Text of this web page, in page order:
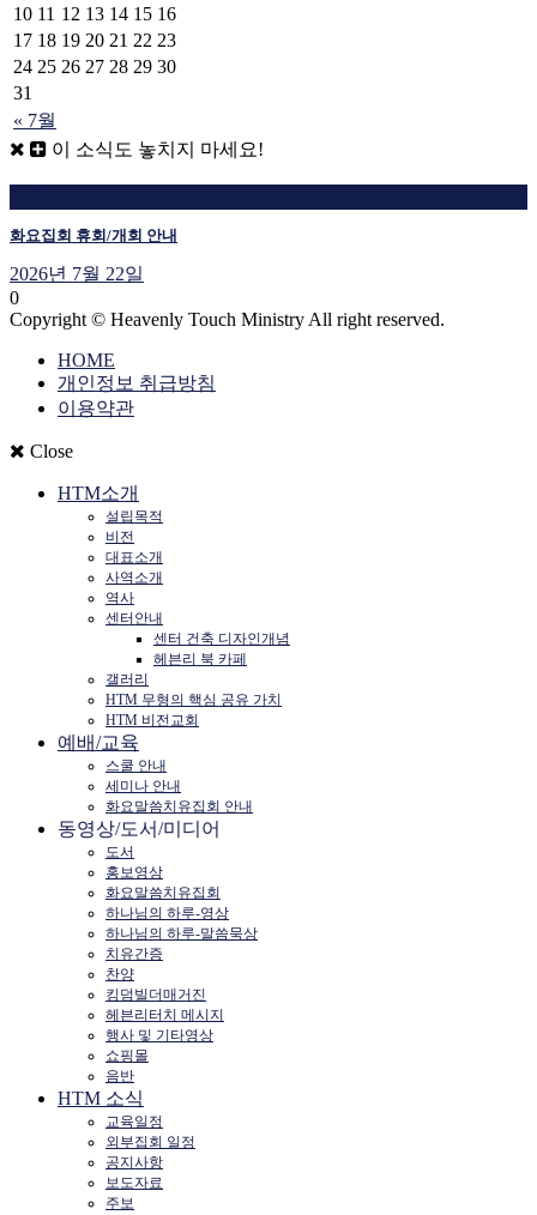
« 7월
10 11 12 13 14 15 16
17 18 19 20 21 22 23
24 25 26 27 28 29 30
31
이 소식도 놓치지 마세요!
화요집회 휴회/개회 안내
2026년 7월 22일
0
Copyright © Heavenly Touch Ministry All right reserved.
HOME
개인정보 취급방침
이용약관
Close
HTM소개
설립목적
비전
대표소개
사역소개
역사
센터안내
센터 건축 디자인개념
헤븐리 북 카페
갤러리
HTM 무형의 핵심 공유 가치
HTM 비전교회
예배/교육
스쿨 안내
세미나 안내
화요말씀치유집회 안내
동영상/도서/미디어
도서
홍보영상
화요말씀치유집회
하나님의 하루-영상
하나님의 하루-말씀묵상
치유간증
찬양
킹덤빌더매거진
헤븐리터치 메시지
행사 및 기타영상
쇼핑몰
음반
HTM 소식
교육일정
외부집회 일정
공지사항
보도자료
주보